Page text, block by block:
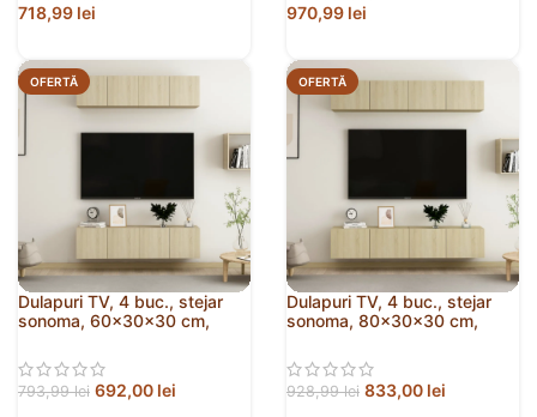
718,99 lei 970,99 lei
OFERTĂ
Dulapuri TV, 4 buc., stejar
sonoma, 60x30x30 cm,
793,99lei 692,00 lei
OFERTĂ
Dulapuri TV, 4 buc., stejar
sonoma, 80x30x30 cm,
928,99lei 833,00 lei